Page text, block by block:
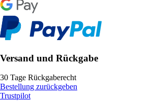
Versand und Rückgabe
30 Tage Rückgaberecht
Bestellung zurückgeben
Trustpilot